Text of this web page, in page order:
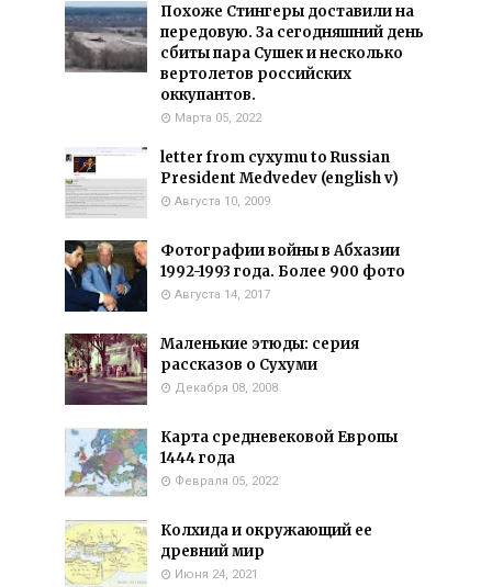
Похоже Стингеры доставили на
передовую. За сегодняшний день
сбиты пара Сушек и несколько
вертолетов российских
оккупантов.
Марта 05, 2022
letter from cyxymu to Russian
President Medvedev (english v)
Августа 10, 2009
Фотографии войны в Абхазии
1992-1993 года. Более 900 фото
Августа 14, 2017
Маленькие этюды: серия
рассказов о Сухуми
Декабря 08, 2008
Карта средневековой Европы
1444 года
Февраля 05, 2022
Колхида и окружающий ее
древний мир
Июня 24, 2021